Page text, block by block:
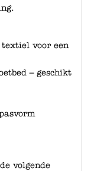
voor een
– geschikt
volgende